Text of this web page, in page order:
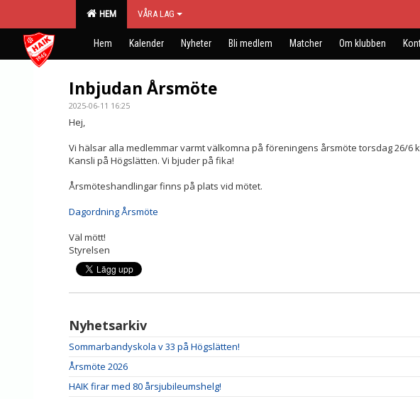
HEM VÅRA LAG
Hem Kalender Nyheter Bli medlem Matcher Om klubben
Inbjudan Årsmöte
2025-06-11 16:25
Hej,
Vi hälsar alla medlemmar varmt välkomna på föreningens årsmöte torsdag 26/6
Kansli på Högslätten. Vi bjuder på fika!
Årsmöteshandlingar finns på plats vid mötet.
Dagordning Årsmöte
Väl mött!
Styrelsen
Nyhetsarkiv
Sommarbandyskola v 33 på Högslätten!
Årsmöte 2026
HAIK firar med 80 årsjubileumshelg!